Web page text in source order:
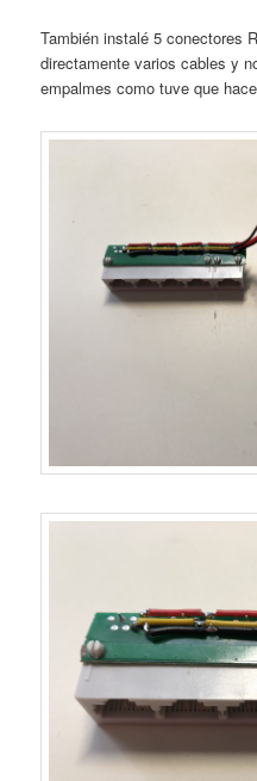
También instalé 5 conectores
directamente varios cables y
empalmes como tuve que